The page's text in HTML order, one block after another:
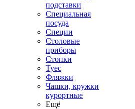
подставки
Специальная
посуда
Специи
Столовые
приборы
Стопки
Туес
Фляжки
Чашки, кружки
курортные
Ещё